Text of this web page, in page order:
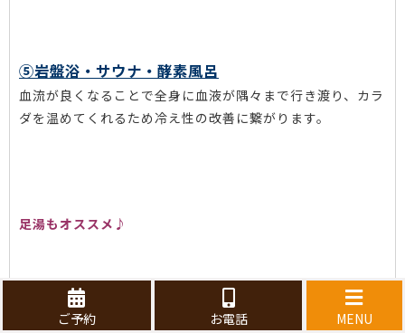
⑤岩盤浴・サウナ・酵素風呂
血流が良くなることで全身に血液が隅々まで行き渡り、カラ
ダを温めてくれるため冷え性の改善に繋がります。
足湯もオススメ♪
ご予約 お電話 MENU